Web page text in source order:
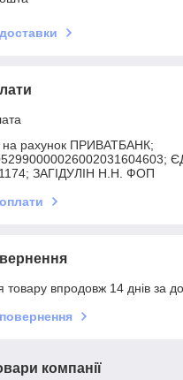
на рахунок ПРИВАТБАНК;
ЗАГIДУЛIН Н.Н. ФОП
товару впродовж 14 днів за
компанії